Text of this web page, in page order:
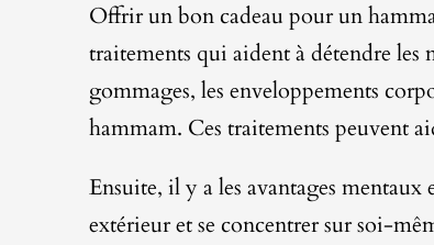
Offrir un bon cadeau pour un
traitements qui aident à détendre les
gommages, les enveloppements
hammam. Ces traitements peuvent
Ensuite, il y a les avantages
extérieur et se concentrer sur soi-